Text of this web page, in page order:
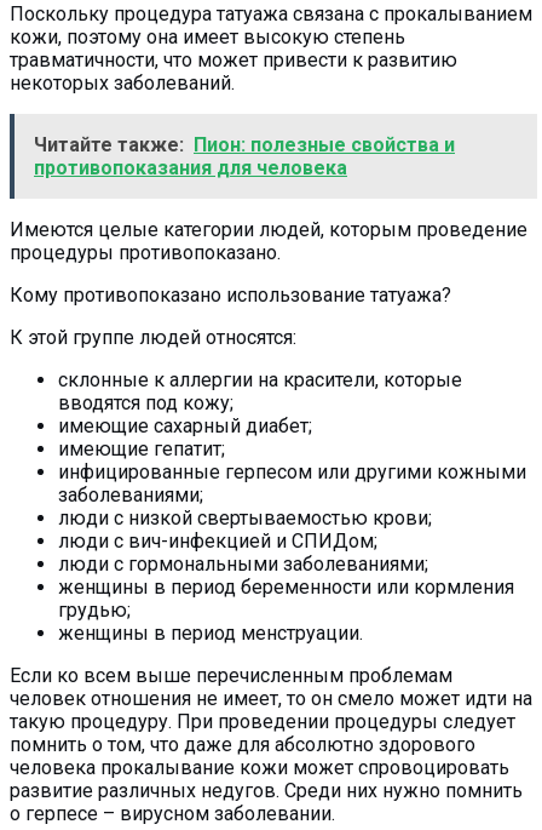
Поскольку процедура татуажа связана с прокалыванием
кожи, поэтому она имеет высокую степень
травматичности, что может привести к развитию
некоторых заболеваний.
Читайте также: Пион: полезные свойства и
противопоказания для человека
Имеются целые категории людей, которым проведение
процедуры противопоказано.
Кому противопоказано использование татуажа?
К этой группе людей относятся:
склонные к аллергии на красители, которые
вводятся под кожу;
имеющие сахарный диабет;
имеющие гепатит;
инфицированные герпесом или другими кожными
заболеваниями;
люди с низкой свертываемостью крови;
люди с вич-инфекцией и СПИДом;
люди с гормональными заболеваниями;
женщины в период беременности или кормления
грудью;
женщины в период менструации.
Если ко всем выше перечисленным проблемам
человек отношения не имеет, то он смело может идти на
такую процедуру. При проведении процедуры следует
помнить о том, что даже для абсолютно здорового
человека прокалывание кожи может спровоцировать
развитие различных недугов. Среди них нужно помнить
о герпесе – вирусном заболевании.